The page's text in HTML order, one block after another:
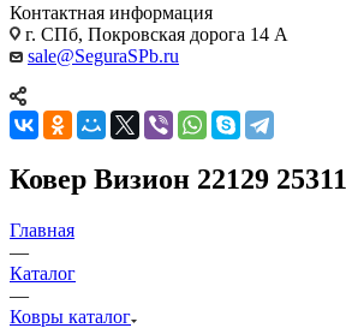
Контактная информация
г. СПб, Покровская дорога 14 А
sale@SeguraSPb.ru
Ковер Визион 22129 25311
Главная
—
Каталог
—
Ковры каталог